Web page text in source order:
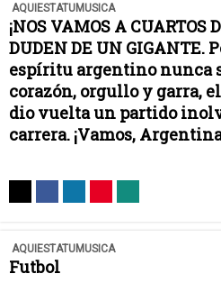
AQUIESTATUMUSICA
¡NOS VAMOS A
DUDEN DE UN GIGANTE.
espíritu argentino nunca
corazón, orgullo y garra,
dio vuelta un partido
carrera. ¡Vamos,
AQUIESTATUMUSICA
Futbol